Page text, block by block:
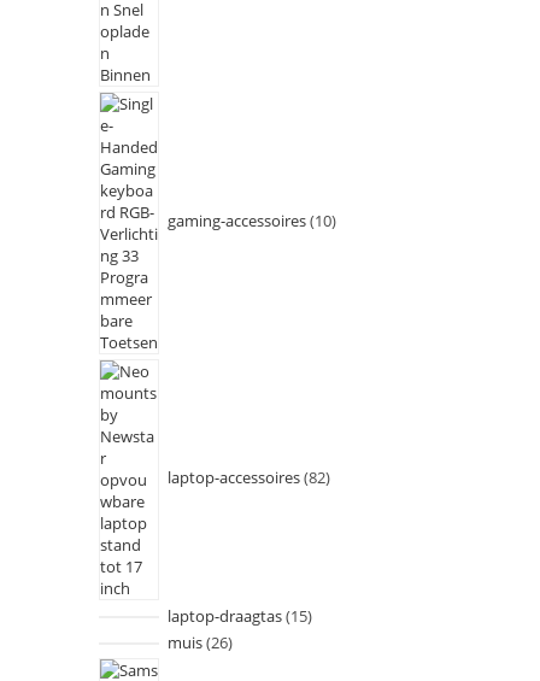
gaming-accessoires 10
laptop-accessoires 82
laptop-draagtas 15
muis 26